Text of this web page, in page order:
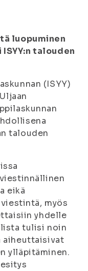
luopuminen
talouden
(ISYY)
talouden
eikä
myös
yhdelle
tulisi noin
aiheuttaisivat
ylläpitäminen.